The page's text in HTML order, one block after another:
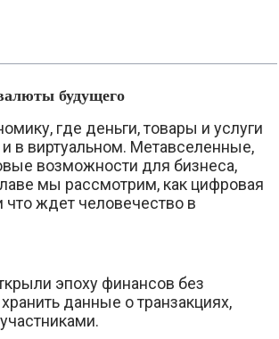
будущего
где деньги, товары и услуги
в виртуальном. Метавселенные,
возможности для бизнеса,
мы рассмотрим, как цифровая
ждет человечество в
эпоху финансов без
данные о транзакциях,